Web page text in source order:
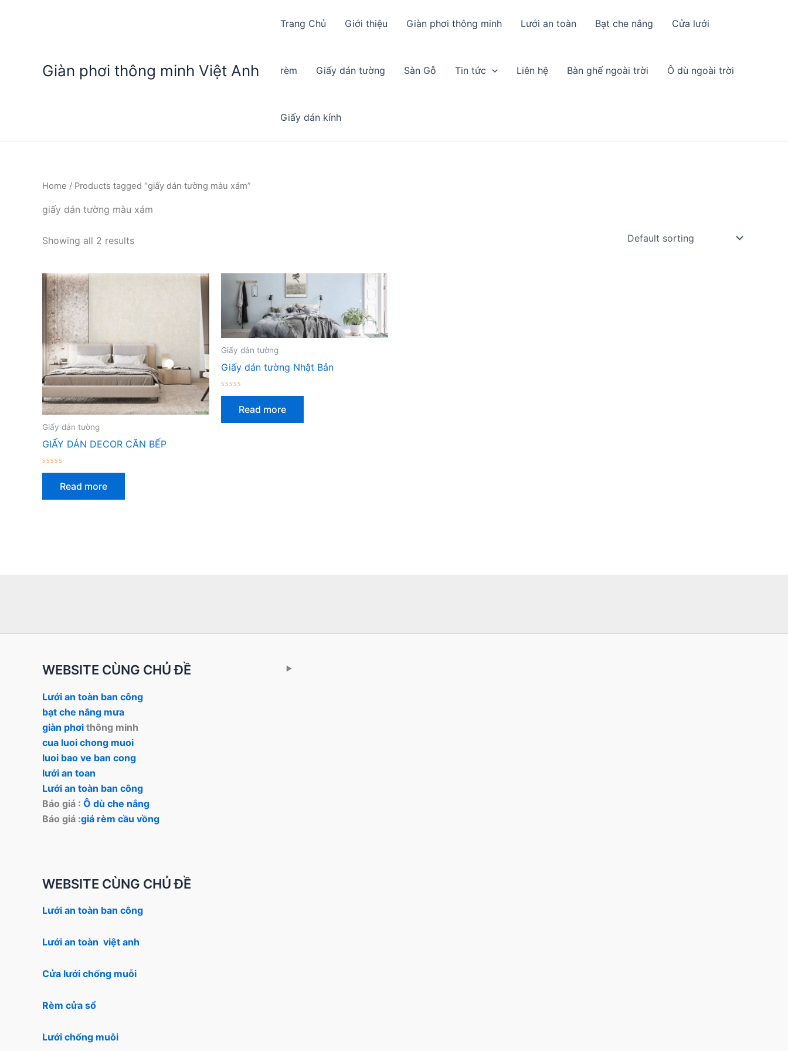
Giàn phơi thông minh Việt Anh
Trang Chủ Giới thiệu Giàn phơi thông minh Lưới an toàn Bạt che nắng Cửa lưới
rèm Giấy dán tường Sàn Gỗ Tin tức Liên hệ Bàn ghế ngoài trời Ô dù ngoài trời
Giấy dán kính
Home / Products tagged “giấy dán tường màu xám”
giấy dán tường màu xám
Showing all 2 results
Giấy dán tường
GIẤY DÁN DECOR CĂN BẾP
Rated
5
Read more
Giấy dán tường
Giấy dán tường Nhật Bản
Rated
5
Read more
WEBSITE CÙNG CHỦ ĐỀ
Lưới an toàn ban công
bạt che nắng mưa
giàn phơi thông minh
cua luoi chong muoi
luoi bao ve ban cong
lưới an toan
Lưới an toàn ban công
Báo giá : Ô dù che nắng
Báo giá :giá rèm cầu vồng
WEBSITE CÙNG CHỦ ĐỀ
Lưới an toàn ban công
Lưới an toàn việt anh
Cửa lưới chống muỗi
Rèm cửa sổ
Lưới chống muỗi